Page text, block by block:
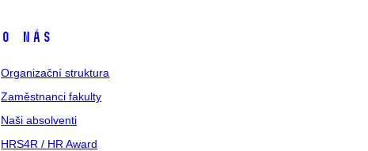
O nás
Organizační struktura
Zaměstnanci fakulty
Naši absolventi
HRS4R / HR Award